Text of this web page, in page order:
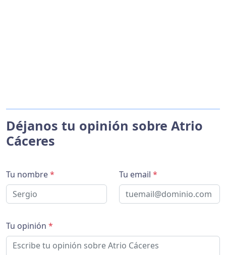
Déjanos tu opinión sobre Atrio
Cáceres
Tu nombre* Tu email *
Tu opinión *